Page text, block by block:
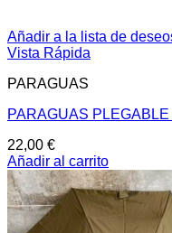
Añadir a la lista de
Vista Rápida
PARAGUAS
PARAGUAS
22,00 €
Añadir al carrito